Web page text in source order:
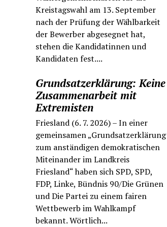
Kreistagswahl am 13. September
nach der Prüfung der Wählbarkeit
der Bewerber abgesegnet hat,
stehen die Kandidatinnen und
Kandidaten fest....
Grundsatzerklärung: Keine
Zusammenarbeit mit
Extremisten
Friesland (6. 7. 2026) – In einer
gemeinsamen „Grundsatzerklärung
zum anständigen demokratischen
Miteinander im Landkreis
Friesland“ haben sich SPD, SPD,
FDP, Linke, Bündnis 90/Die Grünen
und Die Partei zu einem fairen
Wettbewerb im Wahlkampf
bekannt. Wörtlich...